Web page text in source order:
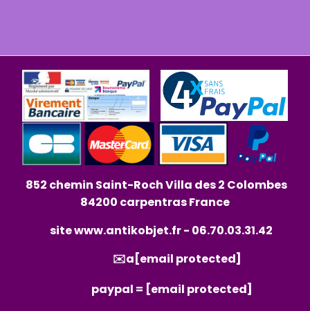
852 chemin Saint-Roch Villa des 2 Colombes
84200 carpentras France
sitewww.antikobjet.fr- 06.70.03.31.42
✉️a [email protected]
paypal = [email protected]